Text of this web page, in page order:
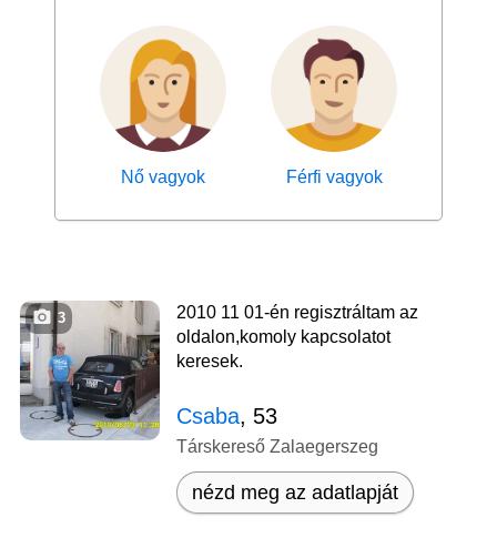
Nő vagyok Férfi vagyok
3
2010 11 01-én regisztráltam az
oldalon,komoly kapcsolatot
keresek.
Csaba, 53
Társkereső Zalaegerszeg
nézd meg az adatlapját